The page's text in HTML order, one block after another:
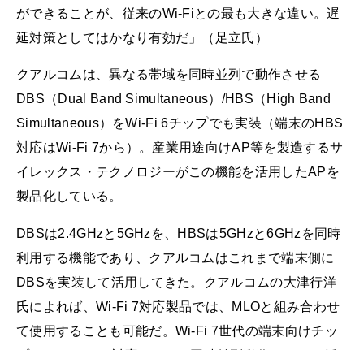
ができることが、従来のWi-Fiとの最も大きな違い。遅
延対策としてはかなり有効だ」（足立氏）
クアルコムは、異なる帯域を同時並列で動作させる
DBS（Dual Band Simultaneous）/HBS（High Band
Simultaneous）をWi-Fi 6チップでも実装（端末のHBS
対応はWi-Fi 7から）。産業用途向けAP等を製造するサ
イレックス・テクノロジーがこの機能を活用したAPを
製品化している。
DBSは2.4GHzと5GHzを、HBSは5GHzと6GHzを同時
利用する機能であり、クアルコムはこれまで端末側に
DBSを実装して活用してきた。クアルコムの大津行洋
氏によれば、Wi-Fi 7対応製品では、MLOと組み合わせ
て使用することも可能だ。Wi-Fi 7世代の端末向けチッ